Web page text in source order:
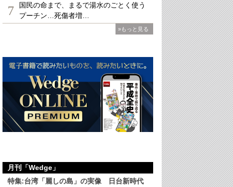
7
国民の命まで、まるで湯水のごとく使う
プーチン…死傷者増…
»もっと見る
月刊「Wedge」
特集:台湾「麗しの島」の実像 日台新時代